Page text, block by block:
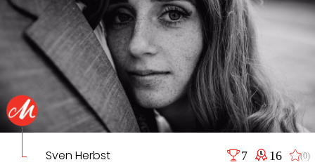
Sven Herbst 7 16 (0)